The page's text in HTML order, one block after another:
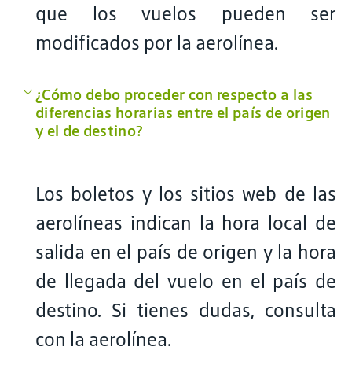
que los vuelos pueden ser
modificados por la aerolínea.
¿Cómo debo proceder con respecto a las
diferencias horarias entre el país de origen
y el de destino?
Los boletos y los sitios web de las
aerolíneas indican la hora local de
salida en el país de origen y la hora
de llegada del vuelo en el país de
destino. Si tienes dudas, consulta
con la aerolínea.